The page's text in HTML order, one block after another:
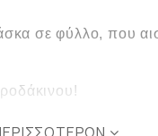
σε φύλλο, που